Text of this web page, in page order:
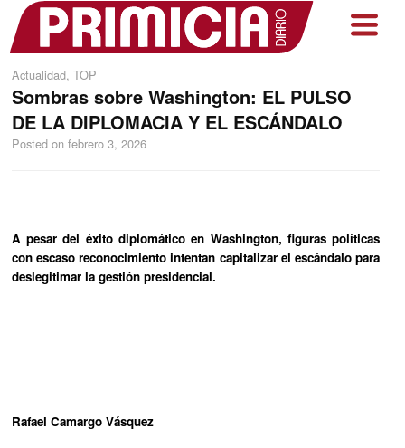
Actualidad, TOP
Sombras sobre Washington: EL PULSO
DE LA DIPLOMACIA Y EL ESCÁNDALO
Posted on febrero 3, 2026
A pesar del éxito diplomático en Washington, figuras políticas
con escaso reconocimiento intentan capitalizar el escándalo para
deslegitimar la gestión presidencial.
Rafael Camargo Vásquez